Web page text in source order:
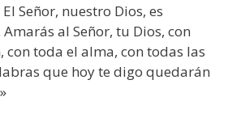
Señor, nuestro Dios, es
al Señor, tu Dios, con
con toda el alma, con todas las
que hoy te digo quedarán